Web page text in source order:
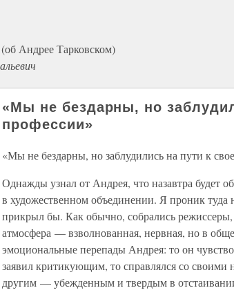
Андрее Тарковском)
«Мы не бездарны, но
профессии»
«Мы не бездарны, но заблудились на пути к
Однажды узнал от Андрея, что назавтра будет
в художественном объединении. Я проник туда
прикрыл бы. Как обычно, собрались
атмосфера — взволнованная, нервная, но в
эмоциональные перепады Андрея: то он
заявил критикующим, то справлялся со своими
другим — убежденным и твердым в